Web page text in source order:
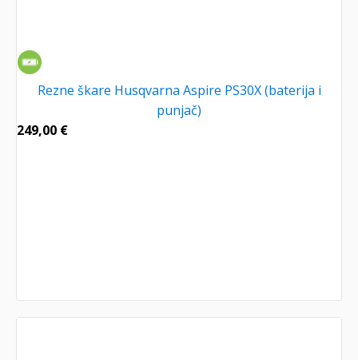
Rezne škare Husqvarna Aspire PS30X (baterija i
punjač)
249,00 €